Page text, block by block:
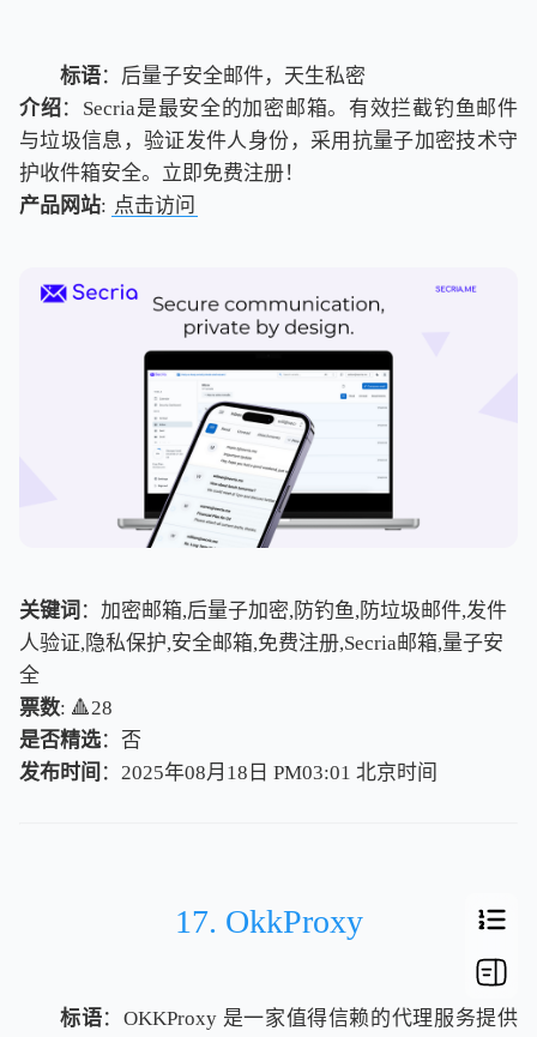
标语：后量子安全邮件，天生私密
介绍：Secria是最安全的加密邮箱。有效拦截钓鱼邮件
与垃圾信息，验证发件人身份，采用抗量子加密技术守
护收件箱安全。立即免费注册！
产品网站: 点击访问
关键词 ：加密邮箱,后量子加密,防钓鱼,防垃圾邮件,发件
人验证,隐私保护,安全邮箱,免费注册,Secria邮箱,量子安
全
票数: 🔺28
是否精选：否
发布时间 ：2025年08月18日 PM03:01 北京时间
北京时间
17. OkkProxy
标语：OKKProxy 是一家值得信赖的代理服务提供